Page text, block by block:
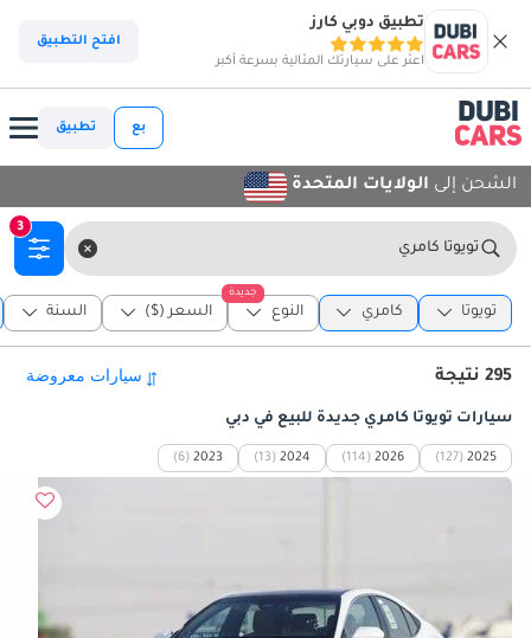
تطبيق دوبي كارز
اعثر على سيارتك المثالية بسرعة أكبر
افتح التطبيق
بع تطبيق
الشحن إلى الولايات المتحدة
تويوتا كامري
3
تويوتا كامري
جديدة
النوع السعر ($) السنة
295 نتيجة
سيارات تويوتا كامري جديدة للبيع في دبي
2025
(127)
2026
(114)
2024
(13)
2023
(6)